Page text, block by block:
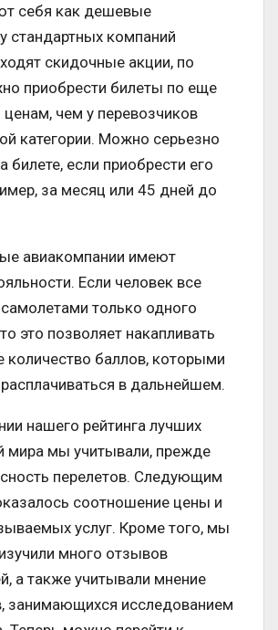
себя как дешевые
стандартных компаний
скидочные акции, по
приобрести билеты по еще
чем у перевозчиков
категории. Можно серьезно
билете, если приобрести его
за месяц или 45 дней до
авиакомпании имеют
Если человек все
только одного
это позволяет накапливать
количество баллов, которыми
в дальнейшем.
нашего рейтинга лучших
мира мы учитывали, прежде
перелетов. Следующим
соотношение цены и
услуг. Кроме того, мы
много отзывов
а также учитывали мнение
занимающихся исследованием